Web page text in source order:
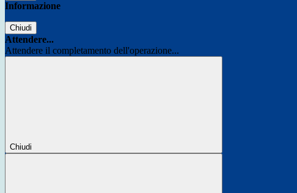
Informazione
Chiudi
Attendere...
Attendere il completamento dell'operazione...
Chiudi